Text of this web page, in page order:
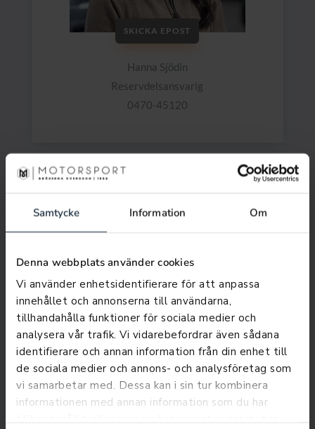
Samtycke Information Om
Denna webbplats använder cookies
Vi använder enhetsidentifierare för att anpassa
innehållet och annonserna till användarna,
tillhandahålla funktioner för sociala medier och
analysera vår trafik. Vi vidarebefordrar även sådana
identifierare och annan information från din enhet till
de sociala medier och annons- och analysföretag som
vi samarbetar med. Dessa kan i sin tur kombinera
informationen med annan information som du har
SKICKA EPOST
Hanna Sjödin
Reservdelsansvarig
0470-45120
SKICKA EPOST